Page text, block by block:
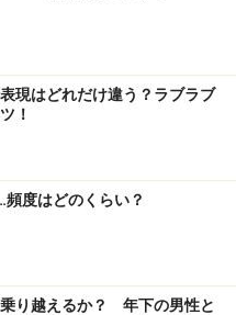
現はどれだけ違う？ラブラブ
！
度はどのくらい？
り越えるか？ 年下の男性と